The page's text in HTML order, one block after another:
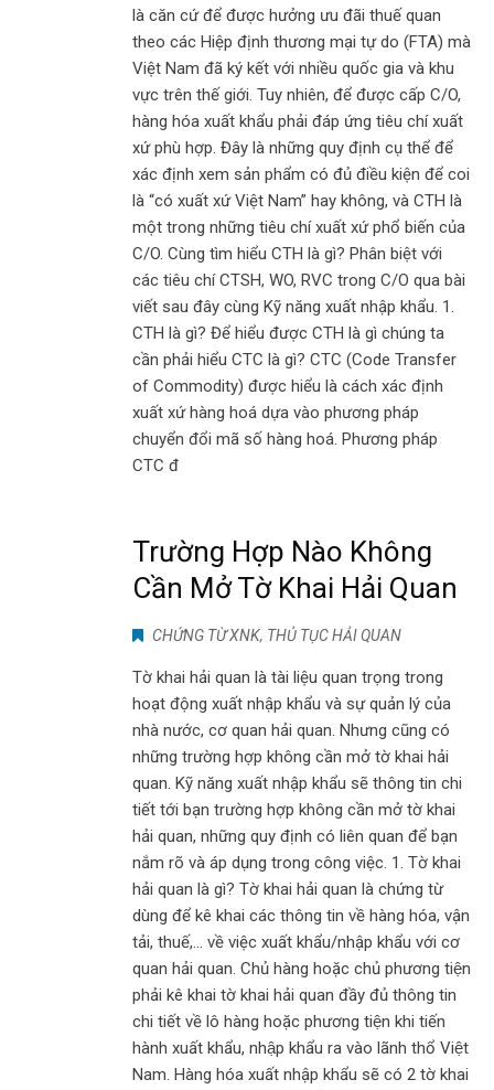
là căn cứ để được hưởng ưu đãi thuế quan
theo các Hiệp định thương mại tự do (FTA) mà
Việt Nam đã ký kết với nhiều quốc gia và khu
vực trên thế giới. Tuy nhiên, để được cấp C/O,
hàng hóa xuất khẩu phải đáp ứng tiêu chí xuất
xứ phù hợp. Đây là những quy định cụ thể để
xác định xem sản phẩm có đủ điều kiện để coi
là “có xuất xứ Việt Nam” hay không, và CTH là
một trong những tiêu chí xuất xứ phổ biến của
C/O. Cùng tìm hiểu CTH là gì? Phân biệt với
các tiêu chí CTSH, WO, RVC trong C/O qua bài
viết sau đây cùng Kỹ năng xuất nhập khẩu. 1.
CTH là gì? Để hiểu được CTH là gì chúng ta
cần phải hiểu CTC là gì? CTC (Code Transfer
of Commodity) được hiểu là cách xác định
xuất xứ hàng hoá dựa vào phương pháp
chuyển đổi mã số hàng hoá. Phương pháp
CTC đ
Trường Hợp Nào Không
Cần Mở Tờ Khai Hải Quan
CHỨNG TỪ XNK, THỦ TỤC HẢI QUAN
Tờ khai hải quan là tài liệu quan trọng trong
hoạt động xuất nhập khẩu và sự quản lý của
nhà nước, cơ quan hải quan. Nhưng cũng có
những trường hợp không cần mở tờ khai hải
quan. Kỹ năng xuất nhập khẩu sẽ thông tin chi
tiết tới bạn trường hợp không cần mở tờ khai
hải quan, những quy định có liên quan để bạn
nắm rõ và áp dụng trong công việc. 1. Tờ khai
hải quan là gì? Tờ khai hải quan là chứng từ
dùng để kê khai các thông tin về hàng hóa, vận
tải, thuế,... về việc xuất khẩu/nhập khẩu với cơ
quan hải quan. Chủ hàng hoặc chủ phương tiện
phải kê khai tờ khai hải quan đầy đủ thông tin
chi tiết về lô hàng hoặc phương tiện khi tiến
hành xuất khẩu, nhập khẩu ra vào lãnh thổ Việt
Nam. Hàng hóa xuất nhập khẩu sẽ có 2 tờ khai